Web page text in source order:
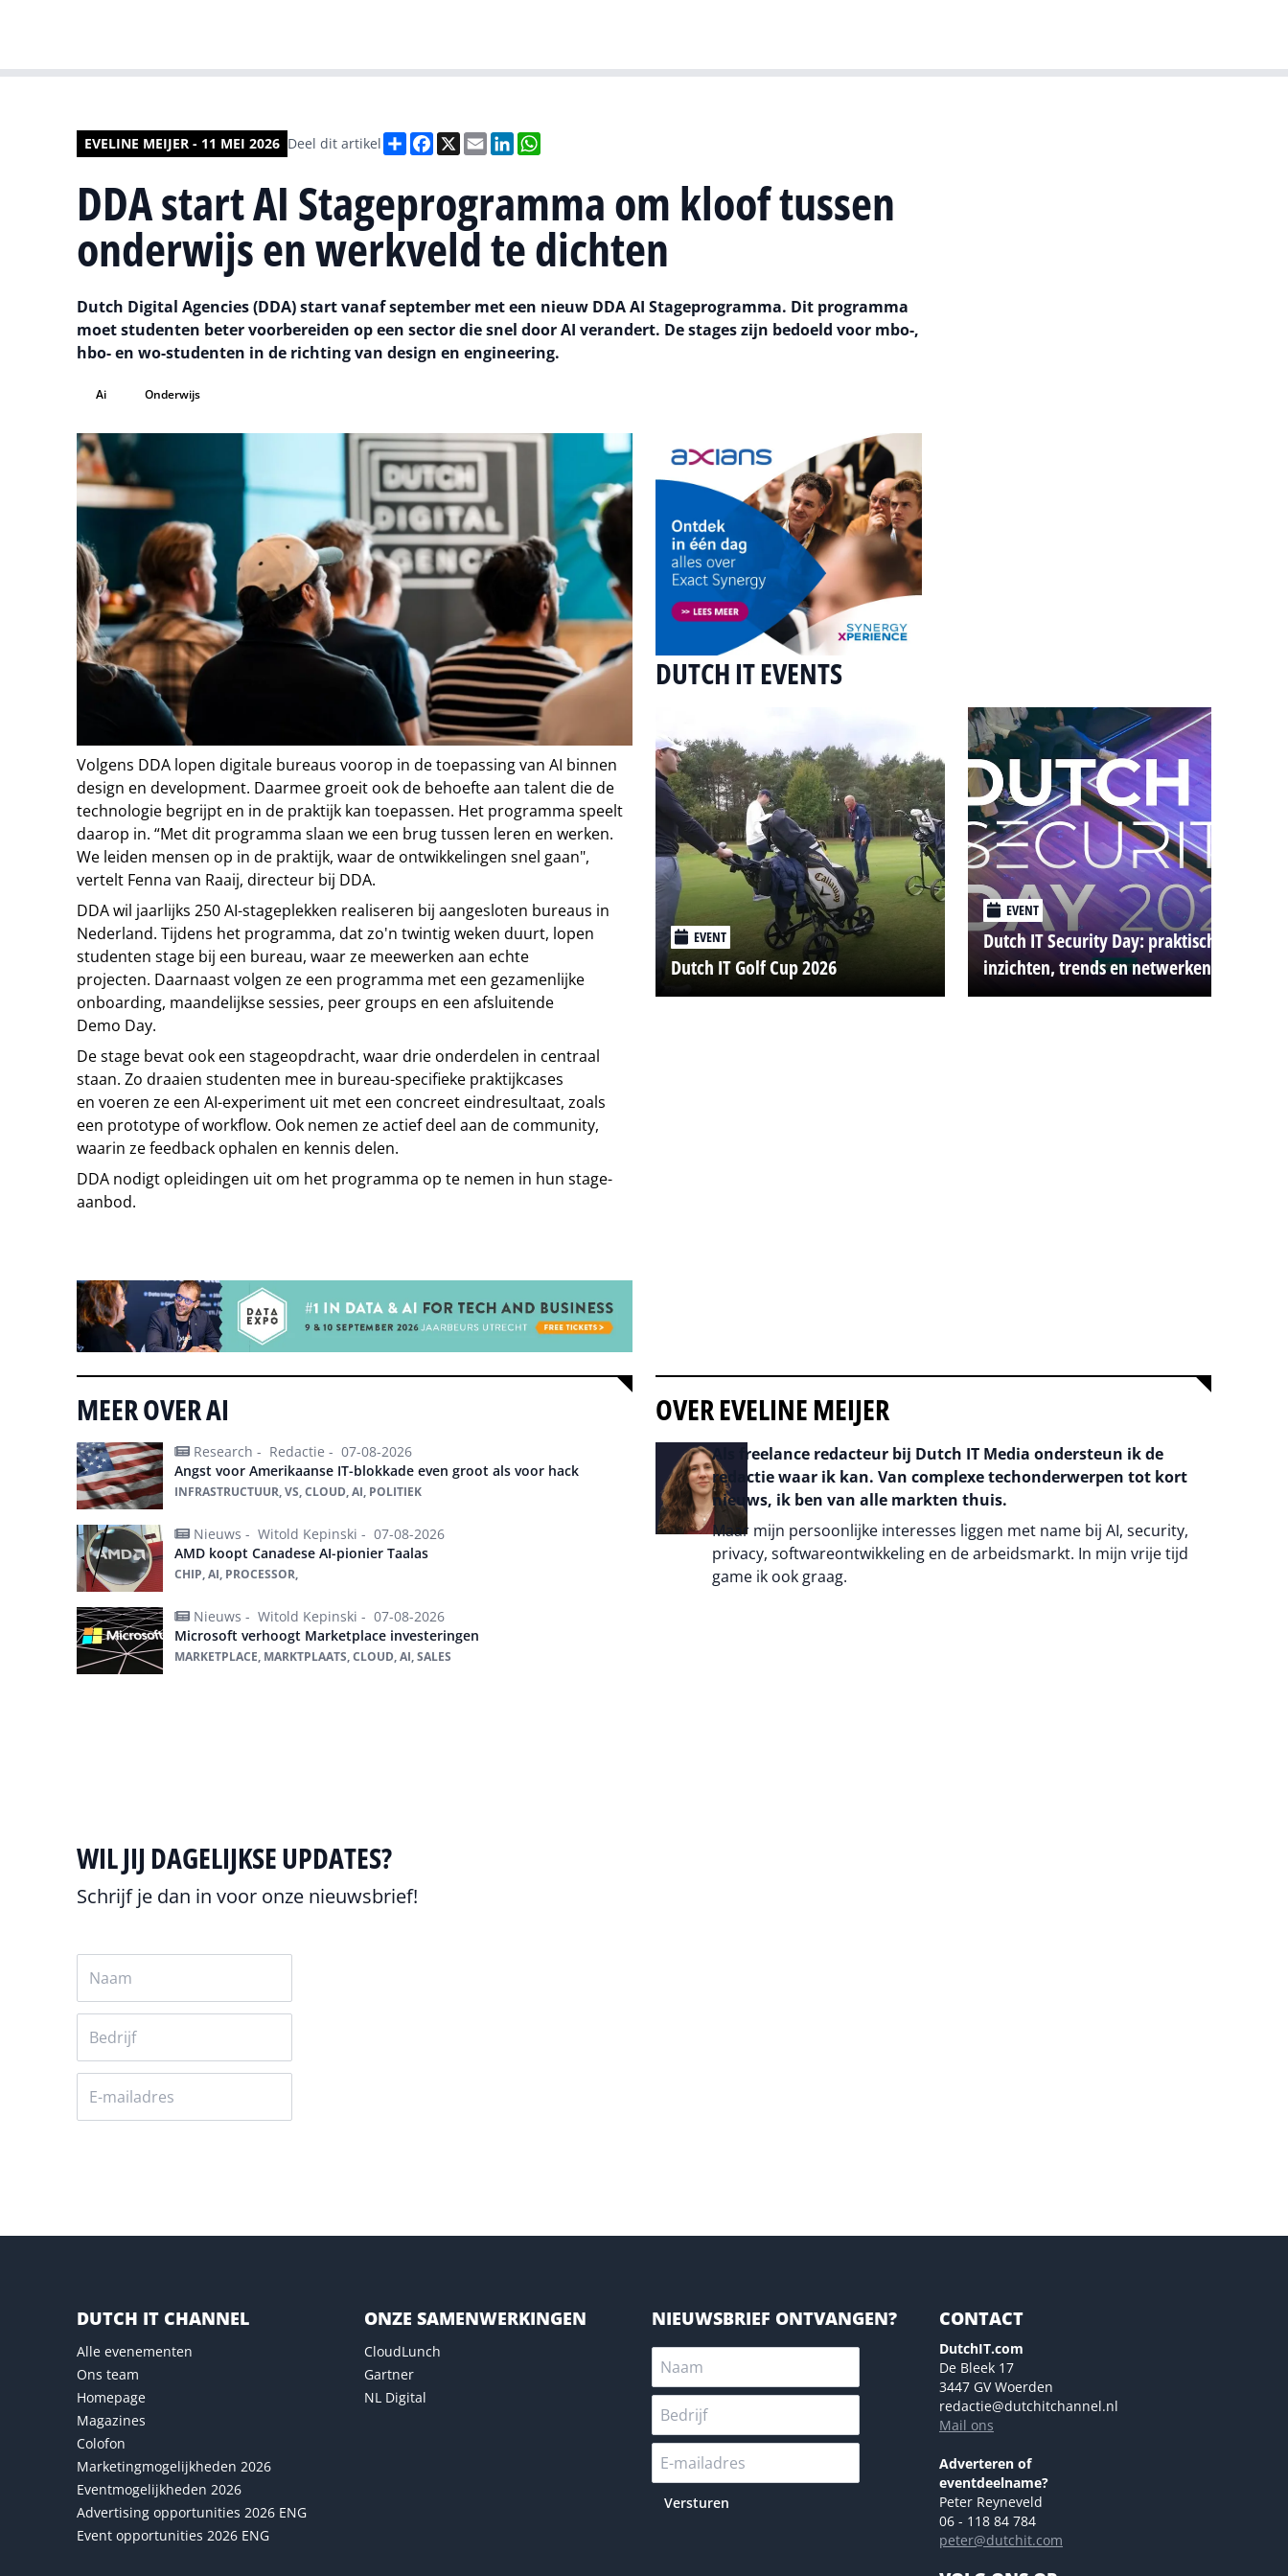
EVELINE MEIJER - 11 MEI 2026 Deel dit artikel DeelFacebook
X EmailLinkedIn
DDA start AI Stageprogramma om kloof tussen
onderwijs en werkveld te dichten
Dutch Digital Agencies (DDA) start vanaf september met een nieuw DDA AI Stageprogramma. Dit programma
moet studenten beter voorbereiden op een sector die snel door AI verandert. De stages zijn bedoeld voor mbo-,
hbo- en wo-studenten in de richting van design en engineering.
Ai Onderwijs
Volgens DDA lopen digitale bureaus voorop in de toepassing van AI binnen
design en development. Daarmee groeit ook de behoefte aan talent die de
technologie begrijpt en in de praktijk kan toepassen. Het programma speelt
daarop in. “Met dit programma slaan we een brug tussen leren en werken.
We leiden mensen op in de praktijk, waar de ontwikkelingen snel gaan",
vertelt Fenna van Raaij, directeur bij DDA.
DDA wil jaarlijks 250 AI-stageplekken realiseren bij aangesloten bureaus in
Nederland. Tijdens het programma, dat zo'n twintig weken duurt, lopen
studenten stage bij een bureau, waar ze meewerken aan echte
projecten. Daarnaast volgen ze een programma met een gezamenlijke
onboarding, maandelijkse sessies, peer groups en een afsluitende
Demo Day.
De stage bevat ook een stageopdracht, waar drie onderdelen in centraal
staan. Zo draaien studenten mee in bureau-specifieke praktijkcases
en voeren ze een AI-experiment uit met een concreet eindresultaat, zoals
een prototype of workflow. Ook nemen ze actief deel aan de community,
waarin ze feedback ophalen en kennis delen.
DDA nodigt opleidingen uit om het programma op te nemen in hun stage-
aanbod.
DUTCH IT EVENTS
EVENT
Dutch IT Golf Cup 2026
EVENT
Dutch IT Security Day: praktische
inzichten, trends en netwerken
MEER OVER AI
Research - Redactie - 07-08-2026
Angst voor Amerikaanse IT-blokkade even groot als voor hack
INFRASTRUCTUUR, VS, CLOUD, AI, POLITIEK
Nieuws - Witold Kepinski - 07-08-2026
AMD koopt Canadese AI-pionier Taalas
CHIP, AI, PROCESSOR,
Nieuws - Witold Kepinski - 07-08-2026
Microsoft verhoogt Marketplace investeringen
MARKETPLACE, MARKTPLAATS, CLOUD, AI, SALES
OVER EVELINE MEIJER
Als freelance redacteur bij Dutch IT Media ondersteun ik de
redactie waar ik kan. Van complexe techonderwerpen tot kort
nieuws, ik ben van alle markten thuis.
Maar mijn persoonlijke interesses liggen met name bij AI, security,
privacy, softwareontwikkeling en de arbeidsmarkt. In mijn vrije tijd
game ik ook graag.
WIL JIJ DAGELIJKSE UPDATES?
Schrijf je dan in voor onze nieuwsbrief!
DUTCH IT CHANNEL
Alle evenementen
Ons team
Homepage
Magazines
Colofon
Marketingmogelijkheden 2026
Eventmogelijkheden 2026
Advertising opportunities 2026 ENG
Event opportunities 2026 ENG
ONZE SAMENWERKINGEN
CloudLunch
Gartner
NL Digital
NIEUWSBRIEF ONTVANGEN?
Versturen
CONTACT
DutchIT.com
De Bleek 17
3447 GV Woerden
redactie@dutchitchannel.nl
Mail ons
Adverteren of
eventdeelname?
Peter Reyneveld
06 - 118 84 784
peter@dutchit.com